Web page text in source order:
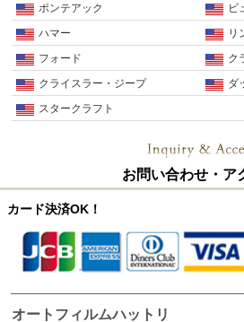
ポンテアック
ビ
ハマー
リ
フォード
ク
クライスラー・ジープ
ダ
スタークラフト
お問い合わせ・ア
カード決済OK！
オートフィルムハットリ